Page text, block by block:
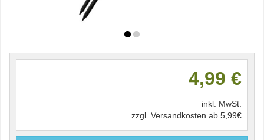
4,99 €
inkl. MwSt.
zzgl. Versandkosten ab 5,99€